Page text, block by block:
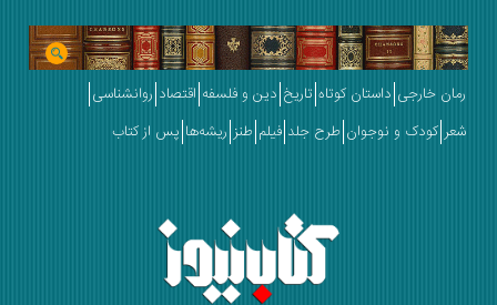
رمان خارجی داستان کوتاه تاریخ دین و فلسفه اقتصاد روانشناسی
شعر کودک و نوجوان طرح جلد فیلم طنز ریشه‌ها پس از کتاب